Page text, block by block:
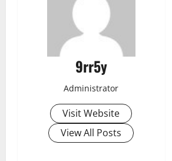
9rr5y
Administrator
Visit Website
View All Posts